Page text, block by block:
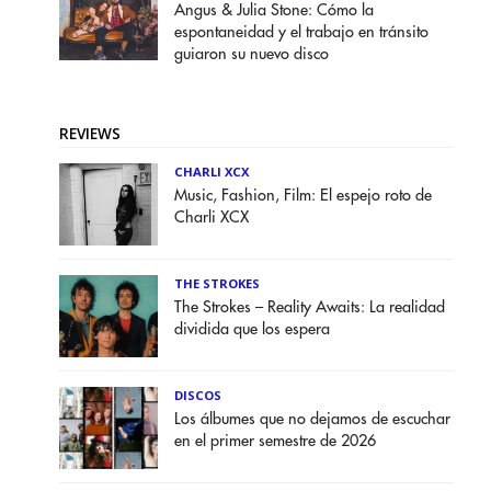
Angus & Julia Stone: Cómo la
espontaneidad y el trabajo en tránsito
guiaron su nuevo disco
REVIEWS
CHARLI XCX
Music, Fashion, Film: El espejo roto de
Charli XCX
THE STROKES
The Strokes – Reality Awaits: La realidad
dividida que los espera
DISCOS
Los álbumes que no dejamos de escuchar
en el primer semestre de 2026